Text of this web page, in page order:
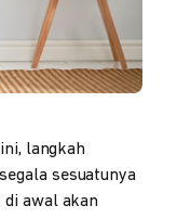
langkah
sesuatunya
di awal akan